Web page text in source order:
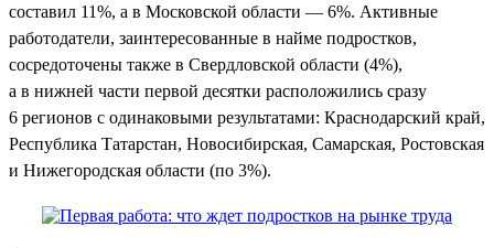
составил 11%, а в Московской области — 6%. Активные
работодатели, заинтересованные в найме подростков,
сосредоточены также в Свердловской области (4%),
а в нижней части первой десятки расположились сразу
6 регионов с одинаковыми результатами: Краснодарский край,
Республика Татарстан, Новосибирская, Самарская, Ростовская
и Нижегородская области (по 3%).